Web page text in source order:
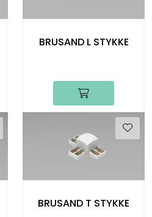
BRUSAND L STYKKE
BRUSAND T STYKKE